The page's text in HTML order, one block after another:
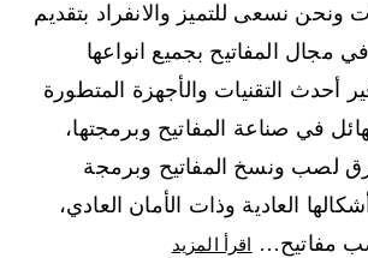
ونحن نسعى للتميز والانفراد بتقديم
مجال المفاتيح بجميع انواعها
أحدث التقنيات والأجهزة المتطورة
في صناعة المفاتيح وبرمجتها،
لصب ونسخ المفاتيح وبرمجة
العادية وذات الأمان العادي،
مفاتيح…
اقرأ المزيد